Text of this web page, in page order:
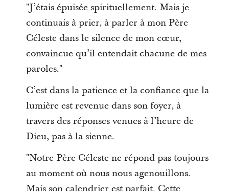
"J’étais épuisée spirituellement. Mais je
continuais à prier, à parler à mon Père
Céleste dans le silence de mon cœur,
convaincue qu’il entendait chacune de mes
paroles."
C’est dans la patience et la confiance que la
lumière est revenue dans son foyer, à
travers des réponses venues à l’heure de
Dieu, pas à la sienne.
"Notre Père Céleste ne répond pas toujours
au moment où nous nous agenouillons.